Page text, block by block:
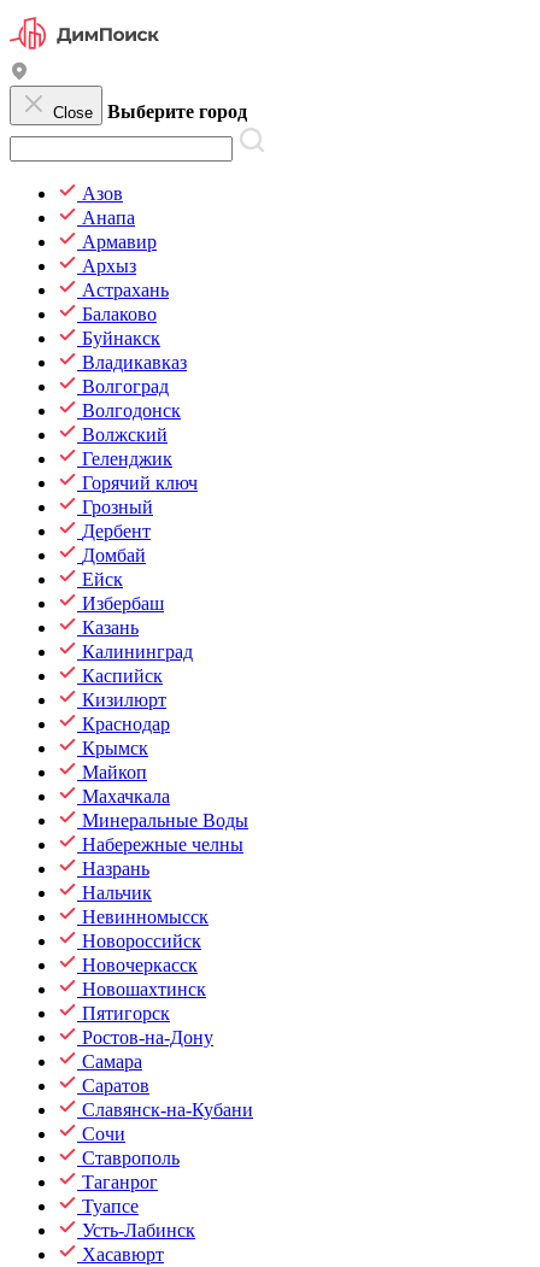
Close Выберите город
Азов
Анапа
Армавир
Архыз
Астрахань
Балаково
Буйнакск
Владикавказ
Волгоград
Волгодонск
Волжский
Геленджик
Горячий ключ
Грозный
Дербент
Домбай
Ейск
Избербаш
Казань
Калининград
Каспийск
Кизилюрт
Краснодар
Крымск
Майкоп
Махачкала
Минеральные Воды
Набережные челны
Назрань
Нальчик
Невинномысск
Новороссийск
Новочеркасск
Новошахтинск
Пятигорск
Ростов-на-Дону
Самара
Саратов
Славянск-на-Кубани
Сочи
Ставрополь
Таганрог
Туапсе
Усть-Лабинск
Хасавюрт